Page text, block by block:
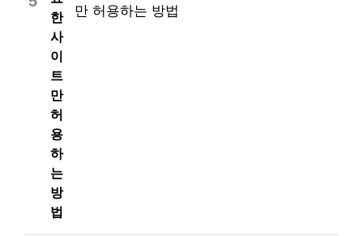
한
사
이
트
만
허
용
하
는
방
법